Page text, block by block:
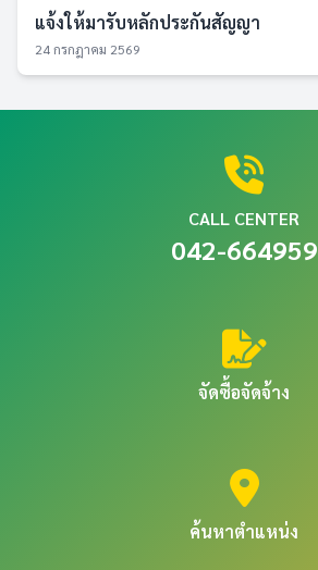
แจ้งให้มารับหลักประกันสัญญา
24 กรกฎาคม 2569
CALL CENTER
042-664959
จัดซื้อจัดจ้าง
ค้นหาตำแหน่ง